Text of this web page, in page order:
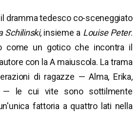
dramma tedesco co-sceneggiato
Schilinski, insieme a Louise Peter.
come un gotico che incontra il
con la A maiuscola. La trama
di ragazze — Alma, Erika,
— le cui vite sono sottilmente
fattoria a quattro lati nella